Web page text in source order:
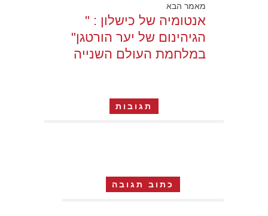
מאמר הבא
אנטומיה של כישלון : "
הגיהינום של יער הורטגן"
במלחמת העולם השנייה
תגובות
כתוב תגובה